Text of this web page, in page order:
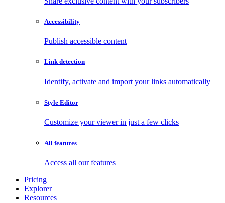
Accessibility
Publish accessible content
Link detection
Identify, activate and import your links automatically
Style Editor
Customize your viewer in just a few clicks
All features
Access all our features
Pricing
Explorer
Resources